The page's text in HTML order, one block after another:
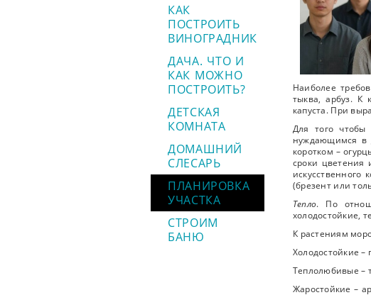
КАК
ПОСТРОИТЬ
ВИНОГРАДНИК
ДАЧА. ЧТО И
КАК МОЖНО
ПОСТРОИТЬ?
ДЕТСКАЯ
КОМНАТА
ДОМАШНИЙ
СЛЕСАРЬ
ПЛАНИРОВКА
УЧАСТКА
СТРОИМ
БАНЮ
Наиболее
тыква, арбуз. К
капуста. При
Для того
нуждающимся в
коротком –
сроки цветения
(брезент или
Тепло. По
холодостойкие,
К растениям
Холодостойкие –
Теплолюбивые –
Жаростойкие –